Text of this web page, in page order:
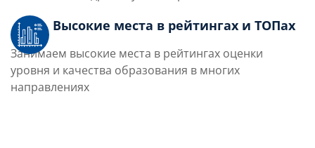
Высокие места в рейтингах и ТОПах
Занимаем высокие места в рейтингах оценки
уровня и качества образования в многих
направлениях